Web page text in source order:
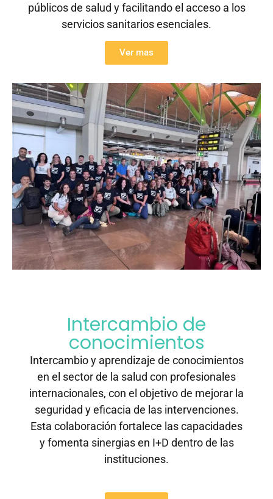
públicos de salud y facilitando el acceso a los
servicios sanitarios esenciales.
Ver mas
Intercambio de
conocimientos
Intercambio y aprendizaje de conocimientos
en el sector de la salud con profesionales
internacionales, con el objetivo de mejorar la
seguridad y eficacia de las intervenciones.
Esta colaboración fortalece las capacidades
y fomenta sinergias en I+D dentro de las
instituciones.